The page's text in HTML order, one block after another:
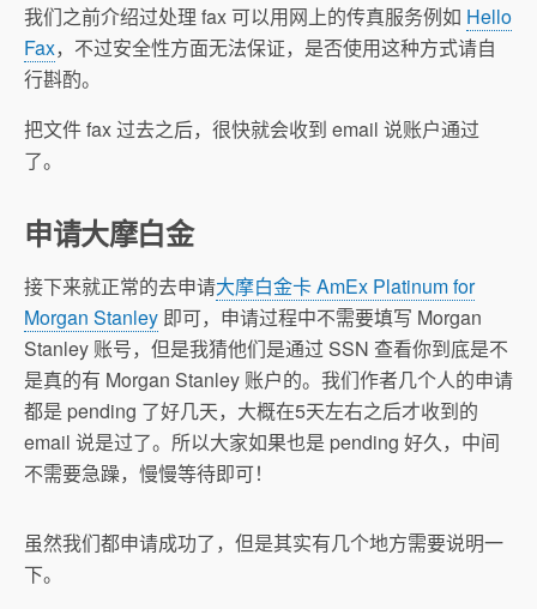
我们之前介绍过处理 fax 可以用网上的传真服务例如 Hello
Fax，不过安全性方面无法保证，是否使用这种方式请自
行斟酌。
把文件 fax 过去之后，很快就会收到 email 说账户通过
了。
申请大摩白金
接下来就正常的去申请大摩白金卡 AmEx Platinum for
Morgan Stanley 即可，申请过程中不需要填写 Morgan
Stanley 账号，但是我猜他们是通过 SSN 查看你到底是不
是真的有 Morgan Stanley 账户的。我们作者几个人的申请
都是 pending 了好几天，大概在5天左右之后才收到的
email 说是过了。所以大家如果也是 pending 好久，中间
不需要急躁，慢慢等待即可！
虽然我们都申请成功了，但是其实有几个地方需要说明一
下。